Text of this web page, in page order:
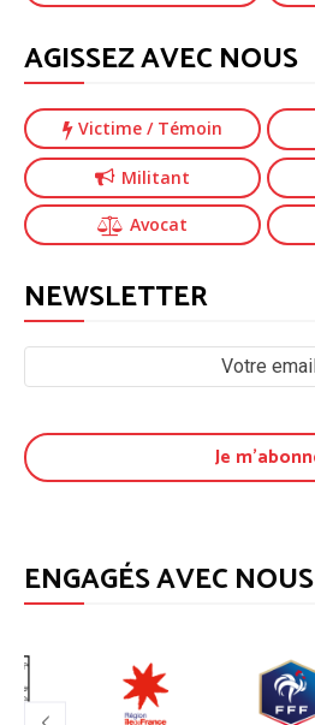
AGISSEZ AVEC NOUS
Victime / Témoin
Militant
Avocat
NEWSLETTER
ENGAGÉS AVEC NOUS